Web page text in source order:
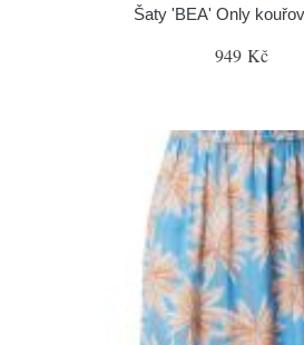
Šaty 'BEA' Only
949 Kč